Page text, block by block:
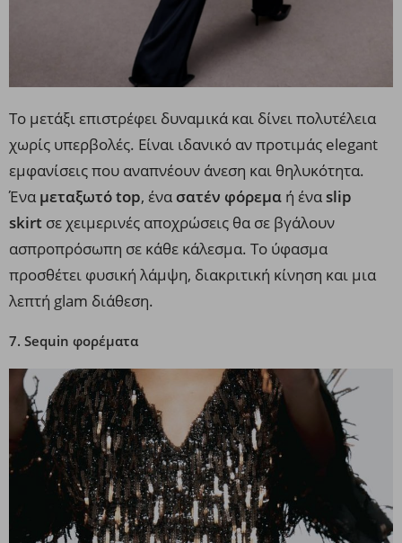
Το μετάξι επιστρέφει δυναμικά και δίνει πολυτέλεια
χωρίς υπερβολές. Είναι ιδανικό αν προτιμάς elegant
εμφανίσεις που αναπνέουν άνεση και θηλυκότητα.
Ένα μεταξωτό top, ένα σατέν φόρεμα ή έναslip
skirt σε χειμερινές αποχρώσεις θα σε βγάλουν
ασπροπρόσωπη σε κάθε κάλεσμα. Το ύφασμα
προσθέτει φυσική λάμψη, διακριτική κίνηση και μια
λεπτή glam διάθεση.
7. Sequin φορέματα